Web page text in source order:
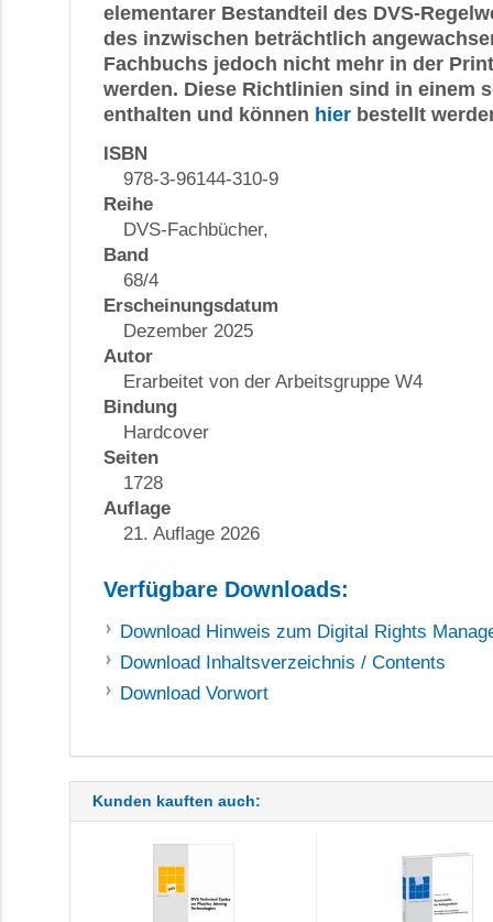
elementarer Bestandteil des DVS-
des inzwischen beträchtlich
Fachbuchs jedoch nicht mehr in der
werden. Diese Richtlinien sind in einem
enthalten und können hier bestellt
ISBN
978-3-96144-310-9
Reihe
DVS-Fachbücher,
Band
68/4
Erscheinungsdatum
Dezember 2025
Autor
Erarbeitet von der Arbeitsgruppe W4
Bindung
Hardcover
Seiten
1728
Auflage
21. Auflage 2026
Verfügbare Downloads:
Download Hinweis zum Digital Rights
Download Inhaltsverzeichnis / Contents
Download Vorwort
Kunden kauften auch: